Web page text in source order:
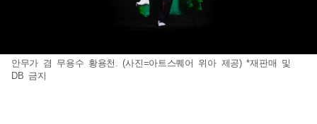
안무가 겸 무용수 황용천. (사진=아트스퀘어 위아 제공) *재판매 및
DB 금지